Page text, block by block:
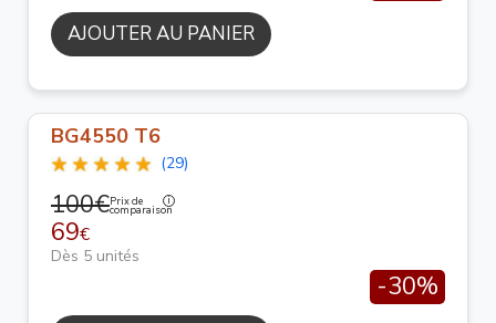
AJOUTER AU PANIER
BG4550 T6
(29)
100€Prix de
comparaison
69€
Dès 5 unités
-30%